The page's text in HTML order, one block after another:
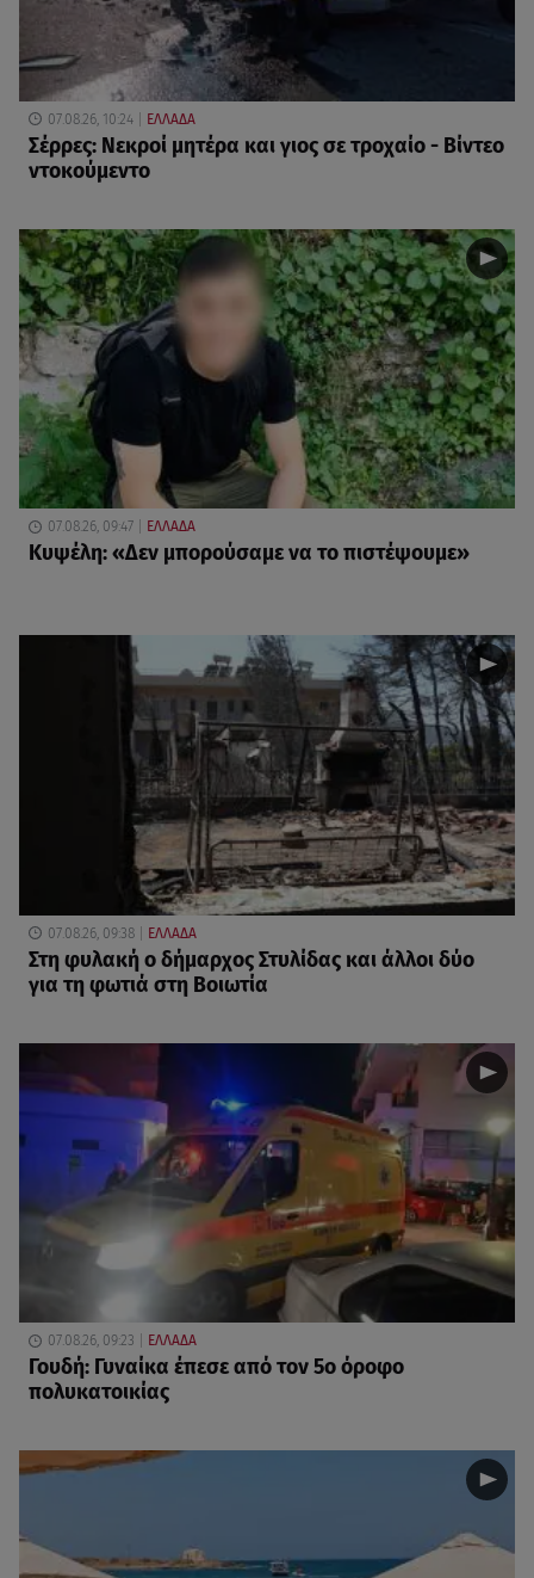
07.08.26, 10:24 ΕΛΛΑΔΑ
Σέρρες: Νεκροί μητέρα και γιος σε τροχαίο - Βίντεο
ντοκούμεντο
07.08.26, 09:47 ΕΛΛΑΔΑ
Κυψέλη: «Δεν μπορούσαμε να το πιστέψουμε»
07.08.26, 09:38 ΕΛΛΑΔΑ
Στη φυλακή ο δήμαρχος Στυλίδας και άλλοι δύο
για τη φωτιά στη Βοιωτία
07.08.26, 09:23 ΕΛΛΑΔΑ
Γουδή: Γυναίκα έπεσε από τον 5ο όροφο
πολυκατοικίας